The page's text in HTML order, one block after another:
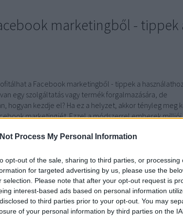
Process My Personal Information
opt-out of the sale, sharing to third parties, or processing
for targeted advertising by us, please use the
selection. Please note that after your opt-out request is
interest-based ads based on personal information
to third parties prior to your opt-out. You may
of your personal information by third parties on the
tudnivalo-a-
marketingből - tippek
a Facebook marketingből - tippek a
egy szolgáltatás vagy termék forgalmazására, de
hogyan kezdje el? Ha ez a helyzet, akkor tényleg meg
marketingjét. Ezzel a módszerrel emberek milliói
TOVÁBB